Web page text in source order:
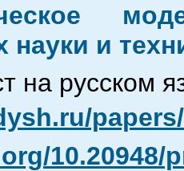
науки и
на русском
10.20948/